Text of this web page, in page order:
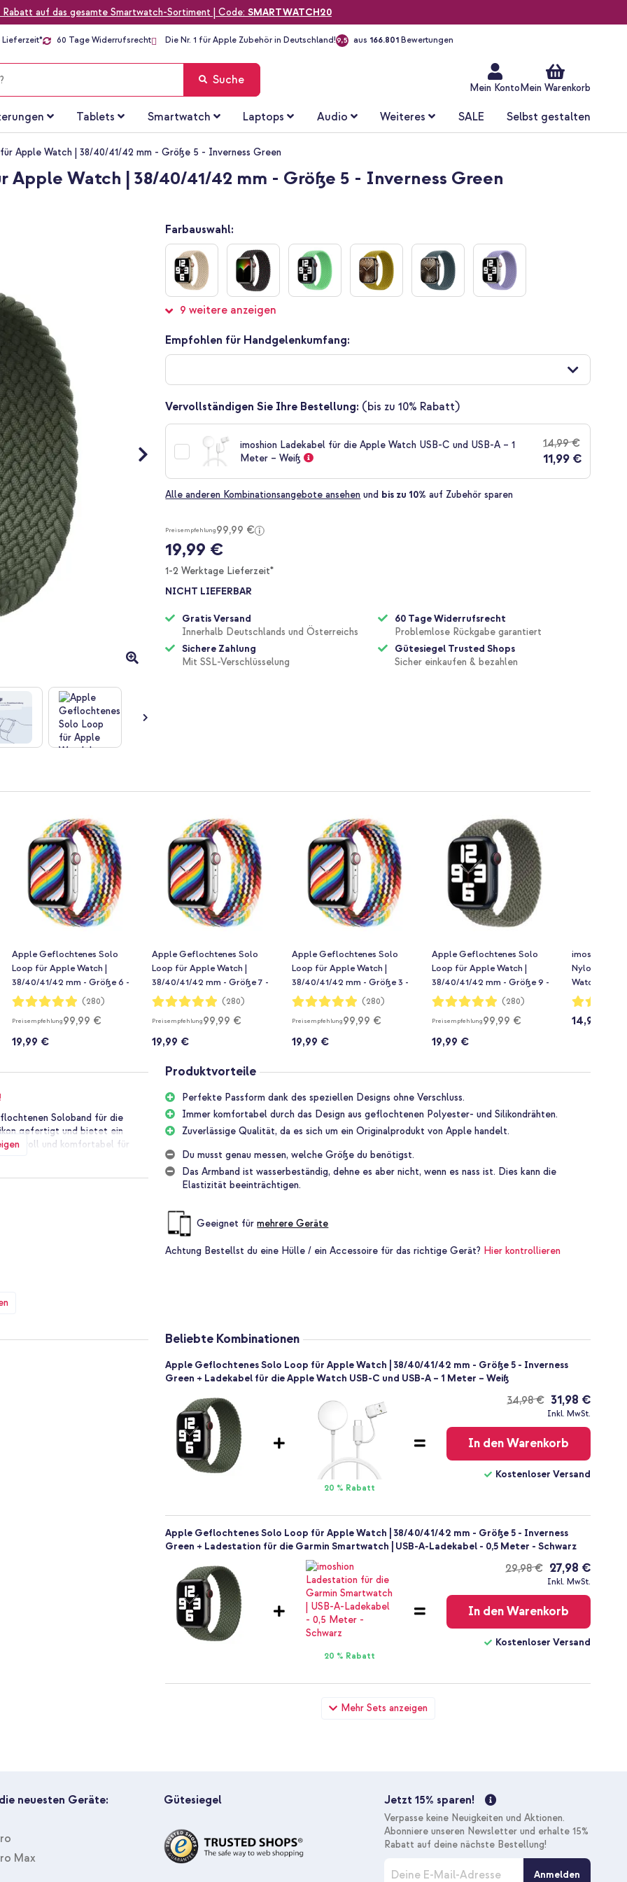
Rabatt auf das gesamte Smartwatch-Sortiment | Code: SMARTWATCH20
Lieferzeit* 60 Tage Widerrufsrecht Die Nr. 1 für Apple Zubehör in Deutschland!9,5 aus 166.801 Bewertungen
Mein Konto Mein Warenkorb
Suche
Tablets Smartwatch Laptops Audio Weiteres SALE Selbst gestalten
Apple Watch | 38/40/41/42 mm - Größe 5 - Inverness Green
Watch | 38/40/41/42 mm - Größe 5 - Inverness Green
Farbauswahl:
9 weitere anzeigen
Empfohlen für Handgelenkumfang:
Vervollständigen Sie Ihre Bestellung: (bis zu 10% Rabatt)
imoshion Ladekabel für die Apple Watch USB-C und USB-A – 1
Meter – Weiß
14,99 €
11,99 €
Alle anderen Kombinationsangebote ansehen und bis zu 10% auf Zubehör sparen
Preisempfehlung99,99 €
19,99 €
1-2 Werktage Lieferzeit*
NICHT LIEFERBAR
Gratis Versand
Innerhalb Deutschlands und Österreichs
Sichere Zahlung
Mit SSL-Verschlüsselung
60 Tage Widerrufsrecht
Problemlose Rückgabe garantiert
Gütesiegel Trusted Shops
Sicher einkaufen & bezahlen
Apple Geflochtenes Solo
Loop für Apple Watch |
38/40/41/42 mm - Größe 6 -
Pride Edition
Bewertung:
98%
(280)
Preisempfehlung99,99 €
19,99 €
Apple Geflochtenes Solo
Loop für Apple Watch |
38/40/41/42 mm - Größe 7 -
Pride Edition
Bewertung:
98%
(280)
Preisempfehlung99,99 €
19,99 €
Apple Geflochtenes Solo
Loop für Apple Watch |
38/40/41/42 mm - Größe 3 -
Pride Edition
Bewertung:
98%
(280)
Preisempfehlung99,99 €
19,99 €
Apple Geflochtenes Solo
Loop für Apple Watch |
38/40/41/42 mm - Größe 9 -
Olive
Bewertung:
98%
(280)
Preisempfehlung99,99 €
19,99 €
imoshion
Watch | 38/
Grün
Bewertung:
81%
14,99 €
Soloband für die
gefertigt und bietet ein
Stilvoll und komfortabel für
mit Schnallen. Das Band
Silikonfäden geflochten
und Produktion mit sauberer
zu deiner Apple Watch
hält. Darüber hinaus steht oft
Produktvorteile
Perfekte Passform dank des speziellen Designs ohne Verschluss.
Immer komfortabel durch das Design aus geflochtenen Polyester- und Silikondrähten.
Zuverlässige Qualität, da es sich um ein Originalprodukt von Apple handelt.
Du musst genau messen, welche Größe du benötigst.
Das Armband ist wasserbeständig, dehne es aber nicht, wenn es nass ist. Dies kann die
Elastizität beeinträchtigen.
Geeignet fürmehrere Geräte
Achtung Bestellst du eine Hülle / ein Accessoire für das richtige Gerät? Hier kontrollieren
Beliebte Kombinationen
Mehr Sets anzeigen
Apple Geflochtenes Solo Loop für Apple Watch | 38/40/41/42 mm - Größe 5 - Inverness
Green + Ladekabel für die Apple Watch USB-C und USB-A – 1 Meter – Weiß
20 % Rabatt
34,98 €
Kostenloser
31,98 €
Inkl. MwSt.
In den Warenkorb
Kostenloser Versand
Apple Geflochtenes Solo Loop für Apple Watch | 38/40/41/42 mm - Größe 5 - Inverness
Green + Ladestation für die Garmin Smartwatch | USB-A-Ladekabel - 0,5 Meter - Schwarz
20 % Rabatt
29,98 €
Kostenloser
27,98 €
Inkl. MwSt.
In den Warenkorb
Kostenloser Versand
Apple Geflochtenes Solo Loop für Apple Watch | 38/40/41/42 mm - Größe 5 - Inverness
Green + Wandladegerät - Ladegerät - USB-C- und USB-Anschluss - Power Delivery - 20
In den Warenkorb
Kostenloser Versand
neuesten Geräte:
Max
Gütesiegel Jetzt 15% sparen!
Verpasse keine Neuigkeiten und Aktionen.
Abonniere unseren Newsletter und erhalte 15%
Rabatt auf deine nächste Bestellung!
Anmelden